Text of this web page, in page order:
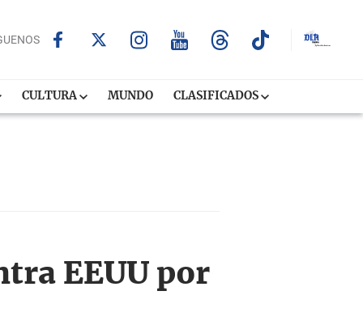
CULTURA MUNDO CLASIFICADOS
EEUU por